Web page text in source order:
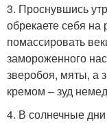
3. Проснувшись
обрекаете себя
помассировать
замороженного
зверобоя, мяты, а
кремом – зуд
4. В солнечные